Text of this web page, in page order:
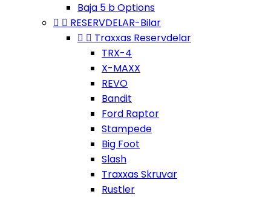
Baja 5 b Options
  RESERVDELAR-Bilar
  Traxxas Reservdelar
TRX-4
X-MAXX
REVO
Bandit
Ford Raptor
Stampede
Big Foot
Slash
Traxxas Skruvar
Rustler